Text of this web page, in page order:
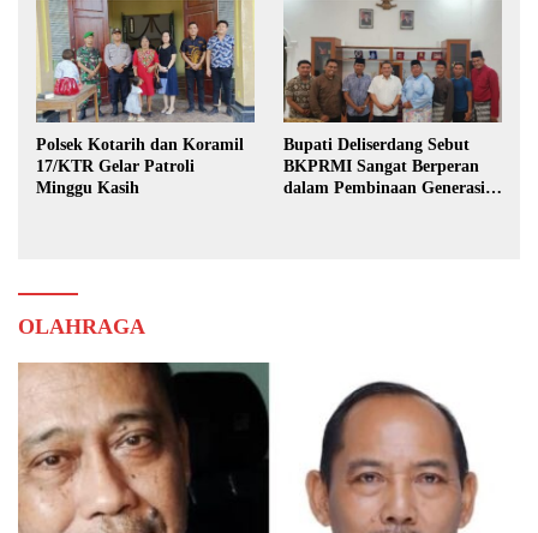
Polsek Kotarih dan Koramil
17/KTR Gelar Patroli
Minggu Kasih
Bupati Deliserdang Sebut
BKPRMI Sangat Berperan
dalam Pembinaan Generasi
OLAHRAGA